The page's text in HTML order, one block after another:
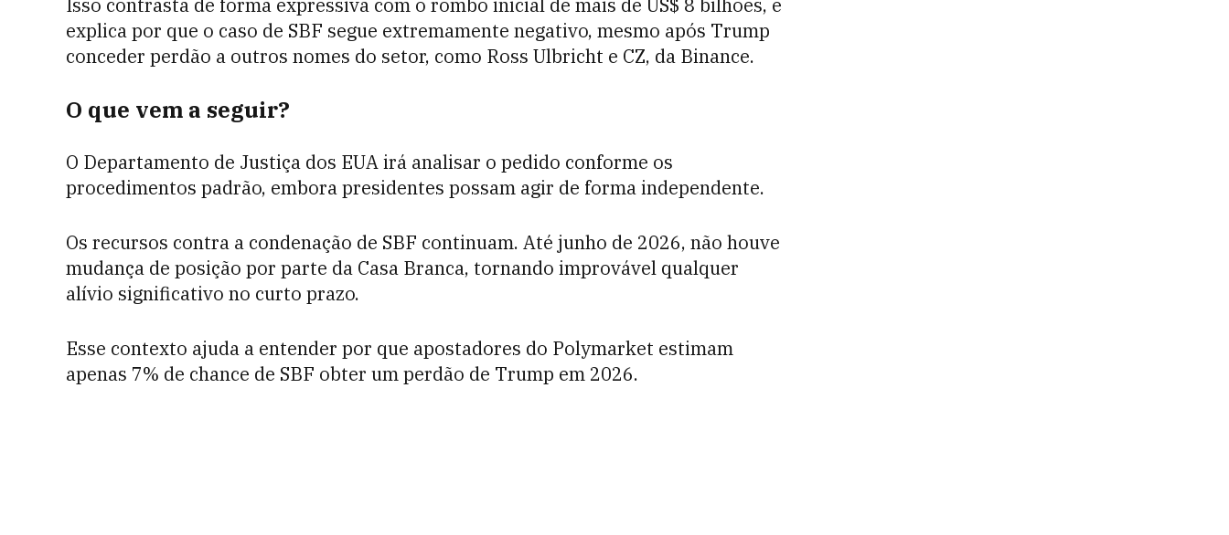
Isso contrasta de forma expressiva com o rombo inicial de mais de US$ 8 bilhões, e
explica por que o caso de SBF segue extremamente negativo, mesmo após Trump
conceder perdão a outros nomes do setor, como Ross Ulbricht e CZ, da Binance.
O que vem a seguir?
O Departamento de Justiça dos EUA irá analisar o pedido conforme os
procedimentos padrão, embora presidentes possam agir de forma independente.
Os recursos contra a condenação de SBF continuam. Até junho de 2026, não houve
mudança de posição por parte da Casa Branca, tornando improvável qualquer
alívio significativo no curto prazo.
Esse contexto ajuda a entender por que apostadores do Polymarket estimam
apenas 7% de chance de SBF obter um perdão de Trump em 2026.